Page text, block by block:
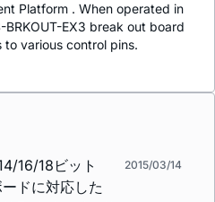
Platform . When operated in
EX3 break out board
various control pins.
16/18ビット
ドに対応した
2015/03/14